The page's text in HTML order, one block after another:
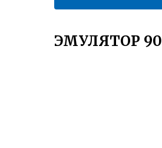
ЭМУЛЯТОР